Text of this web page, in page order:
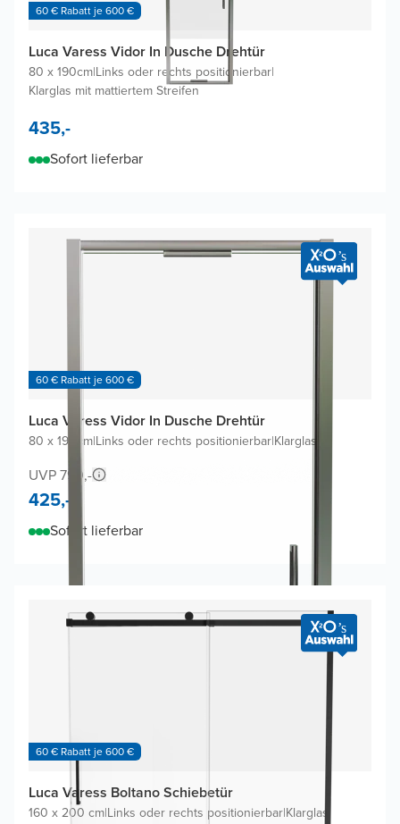
60 € Rabatt je 600 €
Luca Varess Vidor In Dusche Drehtür
80 x 190cm|Links oder rechts positionierbar|
Klarglas mit mattiertem Streifen
435,-
Sofort lieferbar
60 € Rabatt je 600 €
Luca Varess Vidor In Dusche Drehtür
80 x 190cm|Links oder rechts positionierbar|Klarglas
UVP 790,-
425,-
Sofort lieferbar
60 € Rabatt je 600 €
Luca Varess Boltano Schiebetür
160 x 200 cm|Links oder rechts positionierbar|Klarglas